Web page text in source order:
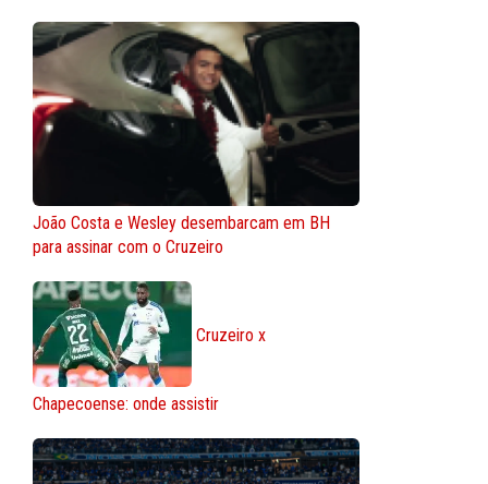
João Costa e Wesley desembarcam em BH
para assinar com o Cruzeiro
Cruzeiro x
Chapecoense: onde assistir